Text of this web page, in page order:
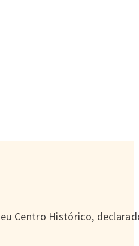
Centro Histórico,